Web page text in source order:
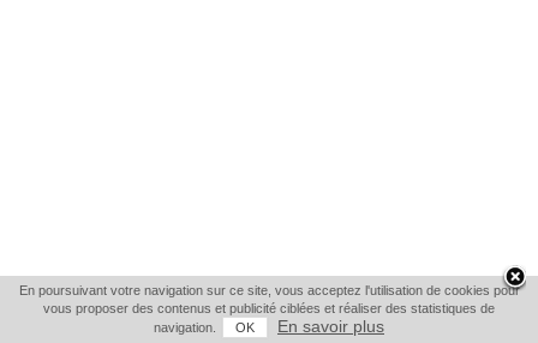
En poursuivant votre navigation sur ce site, vous acceptez l'utilisation de cookies pour
vous proposer des contenus et publicité ciblées et réaliser des statistiques de
navigation.
OK En savoir plus